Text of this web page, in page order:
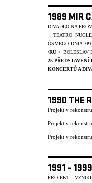
1989 MIR
DIVADLO NA
+ TEATRO
ÓSMEGO DNIA /
/RU + BOLESLAV
25
KONCERTŮ A
1990 THE
Projekt v
Projekt v
Projekt v
1991 -
PROJEKT